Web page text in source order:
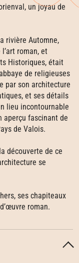
un joyau de
rivière Automne,
roman, et
Historiques, était
de religieuses
par son architecture
et ses détails
lieu incontournable
aperçu fascinant de
de Valois.
découverte de ce
se
ses chapiteaux
roman.